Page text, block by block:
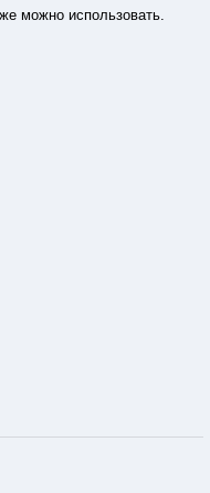
можно использовать.